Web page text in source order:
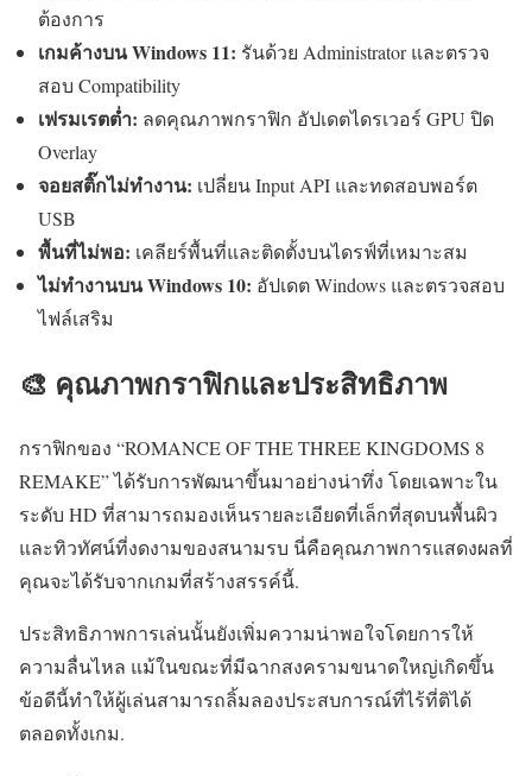
ต้องการ
เกมค้างบน Windows 11: รันด้วย Administrator และตรวจ
สอบ Compatibility
เฟรมเรตต่ำ: ลดคุณภาพกราฟิก อัปเดตไดรเวอร์ GPU ปิด
Overlay
จอยสติ๊กไม่ทำงาน: เปลี่ยน Input API และทดสอบพอร์ต
USB
พื้นที่ไม่พอ: เคลียร์พื้นที่และติดตั้งบนไดรฟ์ที่เหมาะสม
ไม่ทำงานบน Windows 10: อัปเดต Windows และตรวจสอบ
ไฟล์เสริม
🎨 คุณภาพกราฟิกและประสิทธิภาพ
กราฟิกของ “ROMANCE OF THE THREE KINGDOMS 8
REMAKE” ได้รับการพัฒนาขึ้นมาอย่างน่าทึ่ง โดยเฉพาะใน
ระดับ HD ที่สามารถมองเห็นรายละเอียดที่เล็กที่สุดบนพื้นผิว
และทิวทัศน์ที่งดงามของสนามรบ นี่คือคุณภาพการแสดงผลที่
คุณจะได้รับจากเกมที่สร้างสรรค์นี้.
ประสิทธิภาพการเล่นนั้นยังเพิ่มความน่าพอใจโดยการให้
ความลื่นไหล แม้ในขณะที่มีฉากสงครามขนาดใหญ่เกิดขึ้น
ข้อดีนี้ทำให้ผู้เล่นสามารถลิ้มลองประสบการณ์ที่ไร้ที่ติได้
ตลอดทั้งเกม.